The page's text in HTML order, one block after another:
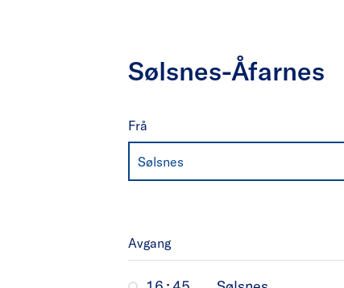
Sølsnes-Åfarnes
Frå
Sølsnes
Avgang